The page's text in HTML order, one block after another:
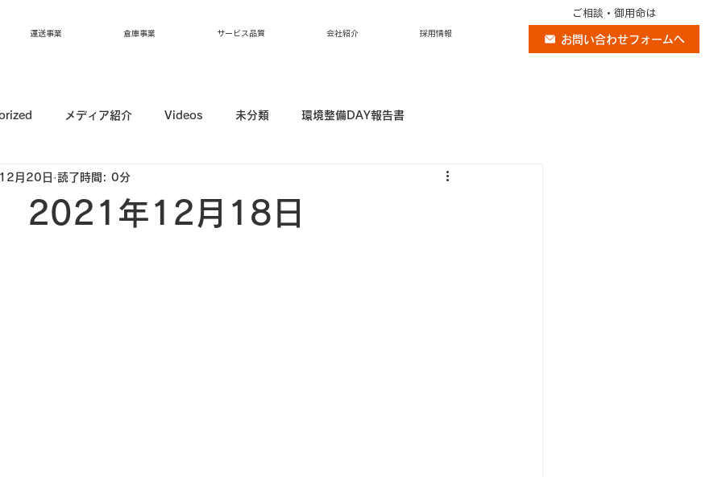
運送事業 倉庫事業 サービス品質 会社紹介 採用情報
ご相談・御用命は
お問い合わせフォームへ
メディア紹介 Videos 未分類 環境整備DAY報告書
2021年12月18日
月20日 読了時間: 0分